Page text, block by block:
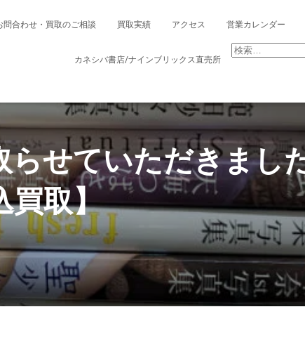
問合わせ・買取のご相談 買取実績 アクセス 営業カレンダー
カネシバ書店/ナインブリックス直売所
検
せていただきまし
買取】